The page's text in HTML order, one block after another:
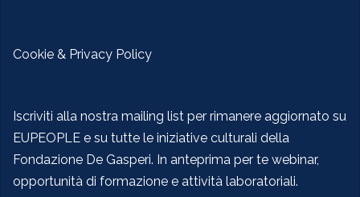
Cookie & Privacy Policy
Iscriviti alla nostra mailing list per rimanere aggiornato su
EUPEOPLE e su tutte le iniziative culturali della
Fondazione De Gasperi. In anteprima per te webinar,
opportunità di formazione e attività laboratoriali.